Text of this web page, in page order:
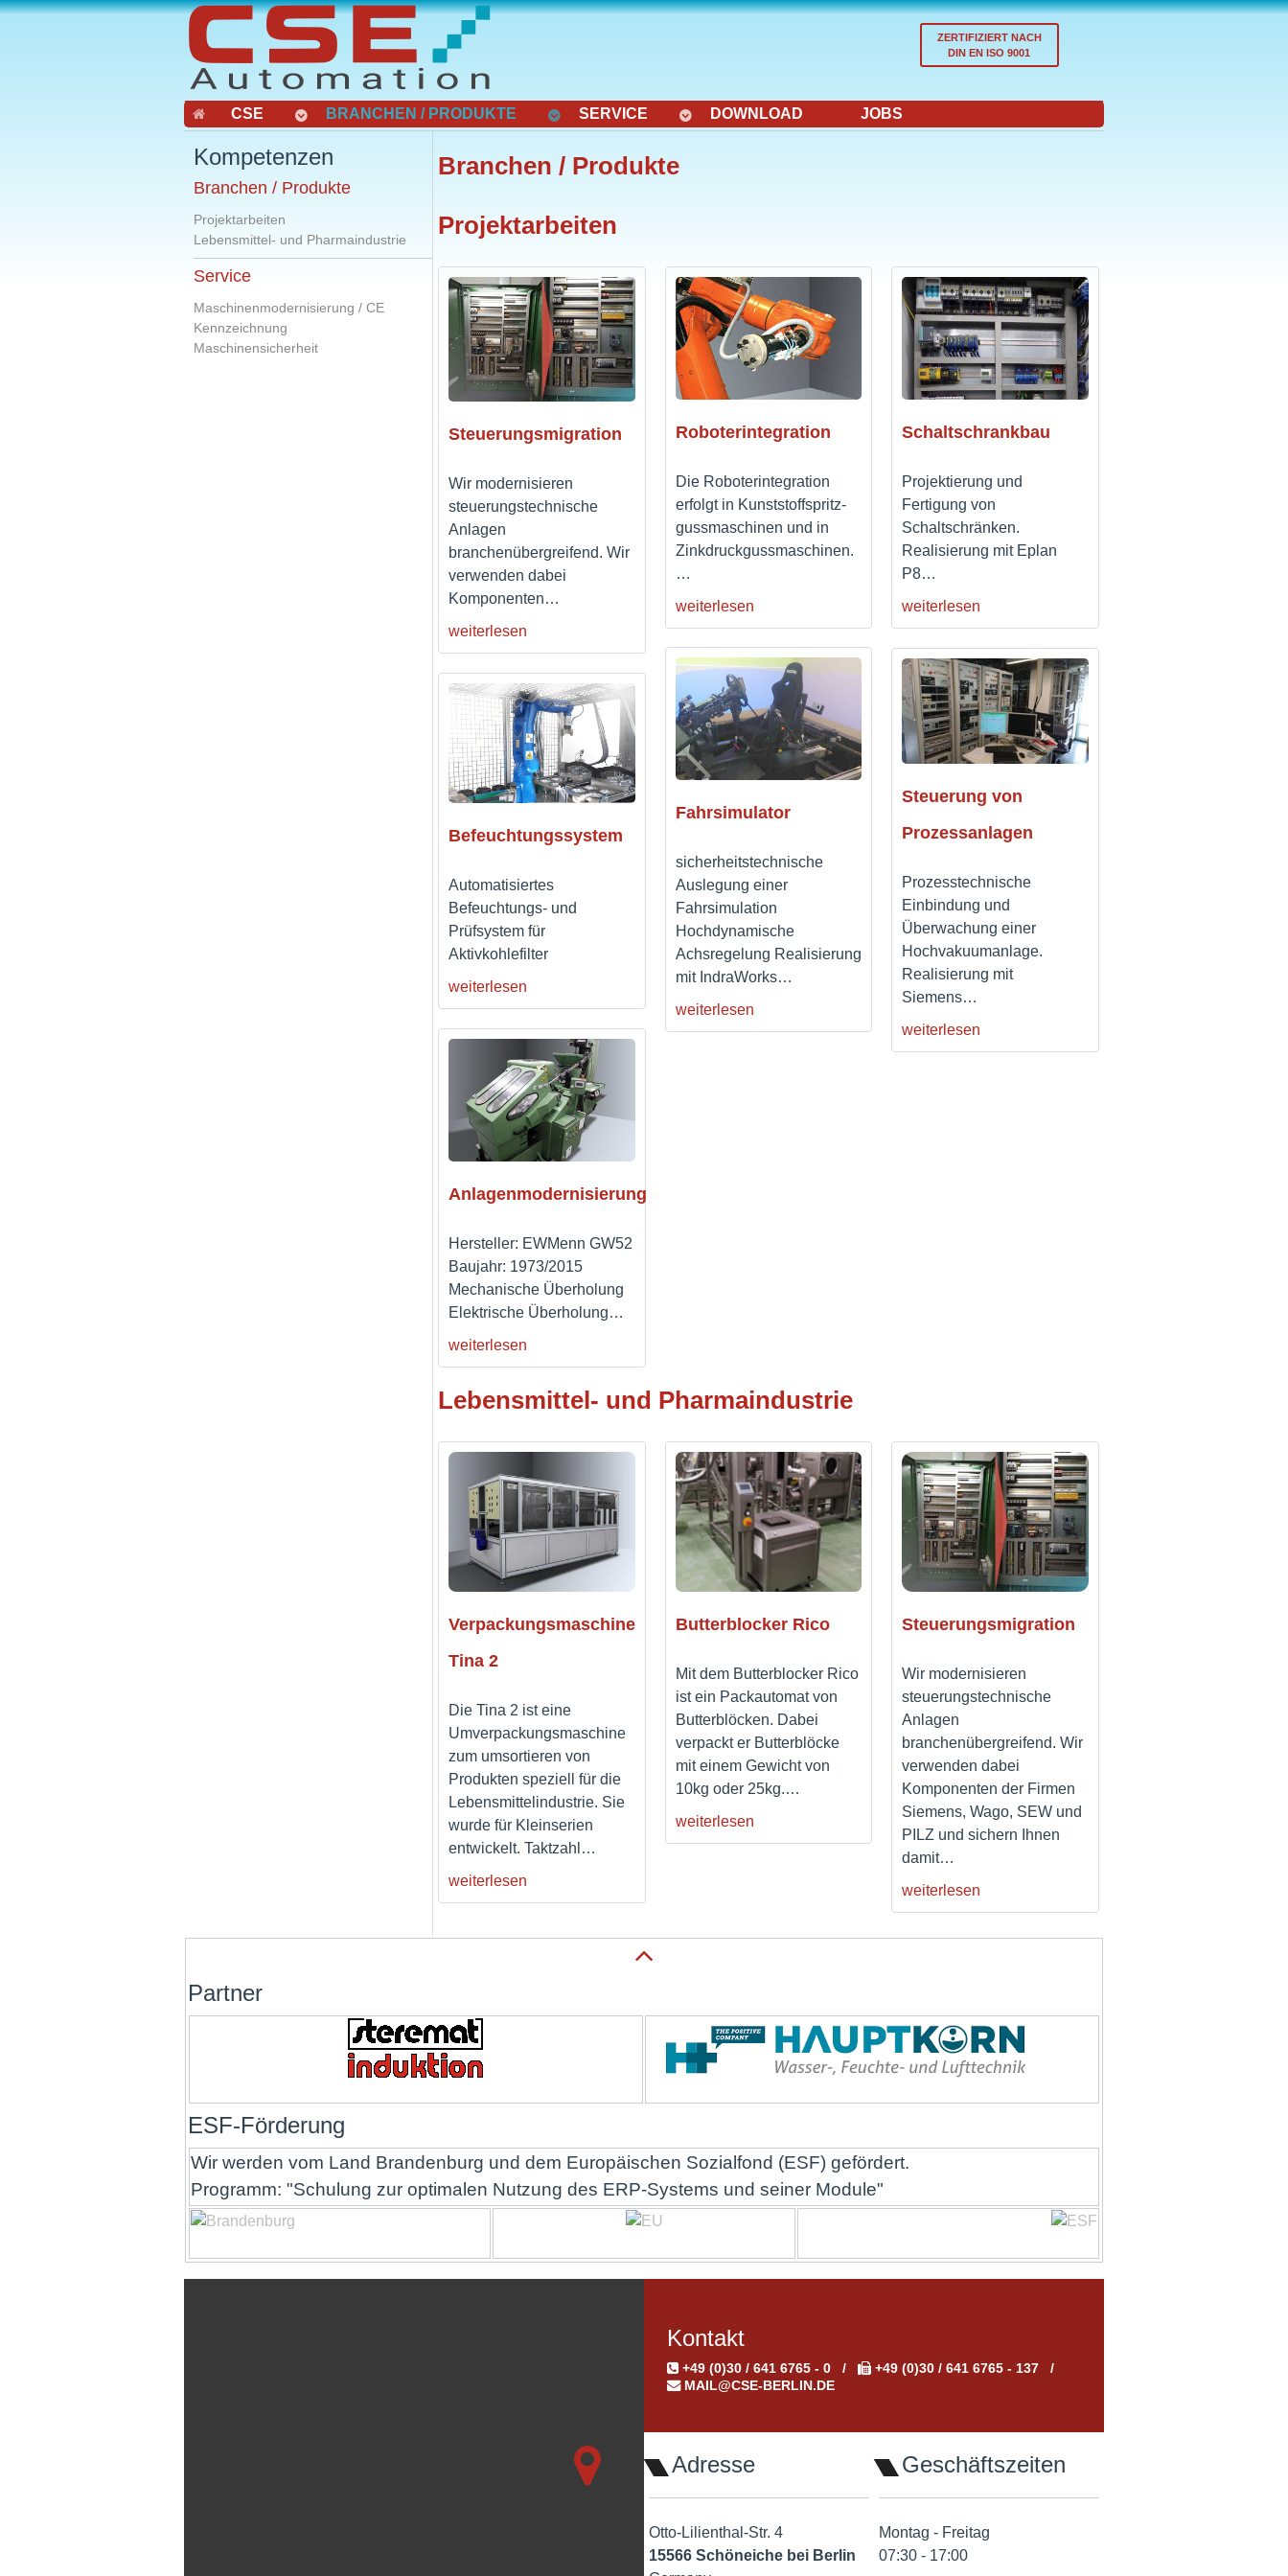
ZERTIFIZIERT NACH
DIN EN ISO 9001
CSE BRANCHEN / PRODUKTE SERVICE DOWNLOAD JOBS
Kompetenzen
Branchen / Produkte
Projektarbeiten
Lebensmittel- und Pharmaindustrie
Service
Maschinenmodernisierung / CE
Kennzeichnung
Maschinensicherheit
Branchen / Produkte
Projektarbeiten
Steuerungsmigration
Wir modernisieren
steuerungstechnische
Anlagen
branchenübergreifend. Wir
verwenden dabei
Komponenten…
weiterlesen
Roboterintegration
Die Roboterintegration
erfolgt in Kunststoffspritz-
gussmaschinen und in
Zinkdruckgussmaschinen.
…
weiterlesen
Schaltschrankbau
Projektierung und
Fertigung von
Schaltschränken.
Realisierung mit Eplan
P8…
weiterlesen
Fahrsimulator
sicherheitstechnische
Auslegung einer
Fahrsimulation
Hochdynamische
Achsregelung Realisierung
mit IndraWorks…
weiterlesen
Steuerung von
Prozessanlagen
Prozesstechnische
Einbindung und
Überwachung einer
Hochvakuumanlage.
Realisierung mit
Siemens…
weiterlesen
Befeuchtungssystem
Automatisiertes
Befeuchtungs- und
Prüfsystem für
Aktivkohlefilter
weiterlesen
Anlagenmodernisierung
Hersteller: EWMenn GW52
Baujahr: 1973/2015
Mechanische Überholung
Elektrische Überholung…
weiterlesen
Lebensmittel- und Pharmaindustrie
Verpackungsmaschine
Tina 2
Die Tina 2 ist eine
Umverpackungsmaschine
zum umsortieren von
Produkten speziell für die
Lebensmittelindustrie. Sie
wurde für Kleinserien
entwickelt. Taktzahl …
weiterlesen
Butterblocker Rico
Mit dem Butterblocker Rico
ist ein Packautomat von
Butterblöcken. Dabei
verpackt er Butterblöcke
mit einem Gewicht von
10kg oder 25kg.…
weiterlesen
Steuerungsmigration
Wir modernisieren
steuerungstechnische
Anlagen
branchenübergreifend. Wir
verwenden dabei
Komponenten der Firmen
Siemens, Wago, SEW und
PILZ und sichern Ihnen
damit…
weiterlesen
Partner
ESF-Förderung
Wir werden vom Land Brandenburg und dem Europäischen Sozialfond (ESF) gefördert.
Programm: "Schulung zur optimalen Nutzung des ERP-Systems und seiner Module"
Kontakt
+49 (0)30 / 641 6765 - 0
+49 (0)30 / 641 6765 - 137
MAIL@CSE-BERLIN.DE
Adresse
Otto-Lilienthal-Str. 4
15566 Schöneiche bei Berlin
Geschäftszeiten
Montag - Freitag
07:30 - 17:00